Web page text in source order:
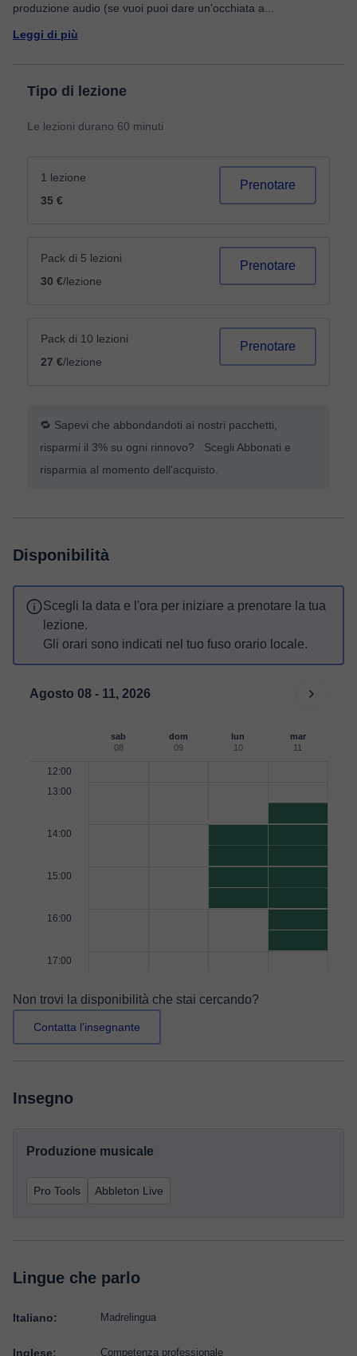
produzione audio (se vuoi puoi dare un'occhiata a
Leggi di più
Tipo di lezione
Le lezioni durano 60 minuti
1 lezione
35 €
Prenotare
Pack di 5 lezioni
30 €/lezione
Prenotare
Pack di 10 lezioni
27 €/lezione
Prenotare
🔁 Sapevi che abbondandoti ai nostri pacchetti,
risparmi il 3% su ogni rinnovo? Scegli Abbonati e
risparmia al momento dell'acquisto.
Disponibilità
Scegli la data e l'ora per iniziare a prenotare la tua
lezione.
Gli orari sono indicati nel tuo fuso orario locale.
Agosto 08 - 11, 2026
sab
08
dom
09
lun
10
mar
11
12:00
13:00
14:00
15:00
16:00
17:00
Non trovi la disponibilità che stai cercando?
Contatta l'insegnante
Insegno
Produzione musicale
Pro Tools Abbleton Live
Lingue che parlo
Italiano: Madrelingua
Inglese: Competenza professionale